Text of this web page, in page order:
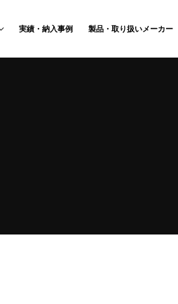
実績・納入事例 製品・取り扱いメーカー